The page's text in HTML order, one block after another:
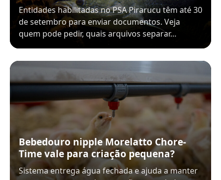
Entidades habilitadas no PSA Pirarucu têm até 30
de setembro para enviar documentos. Veja
quem pode pedir, quais arquivos separar…
Bebedouro nipple Morelatto Chore-
Time vale para criação pequena?
Sistema entrega água fechada e ajuda a manter